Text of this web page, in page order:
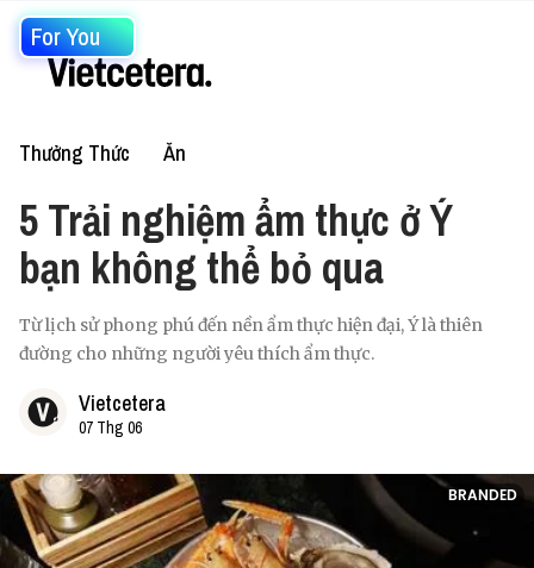
For You
Thưởng Thức Ăn
5 Trải nghiệm ẩm thực ở Ý
bạn không thể bỏ qua
Từ lịch sử phong phú đến nền ẩm thực hiện đại, Ý là thiên
đường cho những người yêu thích ẩm thực.
Vietcetera
07 Thg 06
BRANDED